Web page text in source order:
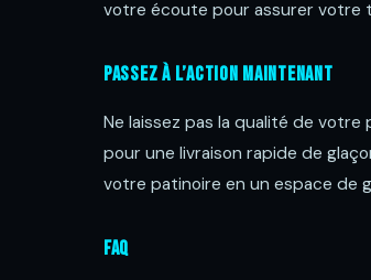
votre écoute pour assurer votre
Passez à l’Action Maintenant
Ne laissez pas la qualité de votre
pour une livraison rapide de
votre patinoire en un espace de
FAQ